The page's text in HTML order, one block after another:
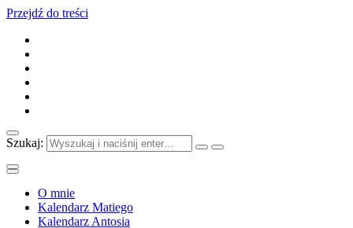
Przejdź do treści
Szukaj:
O mnie
Kalendarz Matiego
Kalendarz Antosia